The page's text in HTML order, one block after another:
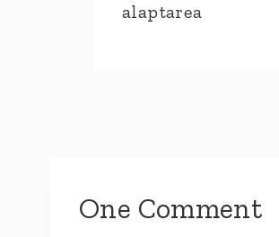
alaptarea
One Comment